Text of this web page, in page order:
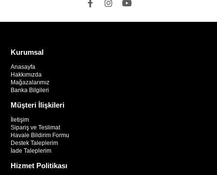
Kurumsal
Anasayfa
Hakkımızda
Mağazalarımız
Banka Bilgileri
Müşteri İlişkileri
İletişim
Sipariş ve Teslimat
Havale Bildirim Formu
Destek Taleplerim
İade Taleplerim
Hizmet Politikası